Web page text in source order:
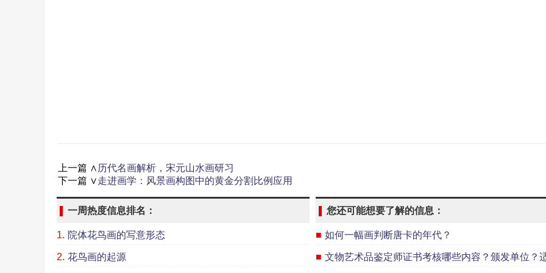
上一篇 ∧历代名画解析，宋元山水画研习
下一篇 ∨走进画学：风景画构图中的黄金分割比例应用
一周热度信息排名：
1. 院体花鸟画的写意形态
2. 花鸟画的起源
您还可能想要了解的信息：
■ 如何一幅画判断唐卡的年代？
■ 文物艺术品鉴定师证书考核哪些内容？颁发单位？